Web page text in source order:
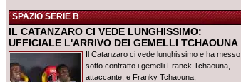
SPAZIO SERIE B
IL CATANZARO CI VEDE LUNGHISSIMO:
UFFICIALE L'ARRIVO DEI GEMELLI TCHAOUNA
Il Catanzaro ci vede lunghissimo e ha messo
sotto contratto i gemelli Franck Tchaouna,
attaccante, e Franky Tchaouna,